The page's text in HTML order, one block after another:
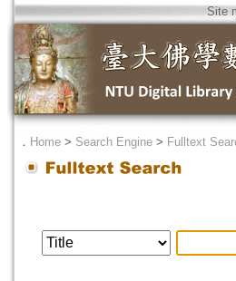
Site
． Home > Search Engine > Fulltext